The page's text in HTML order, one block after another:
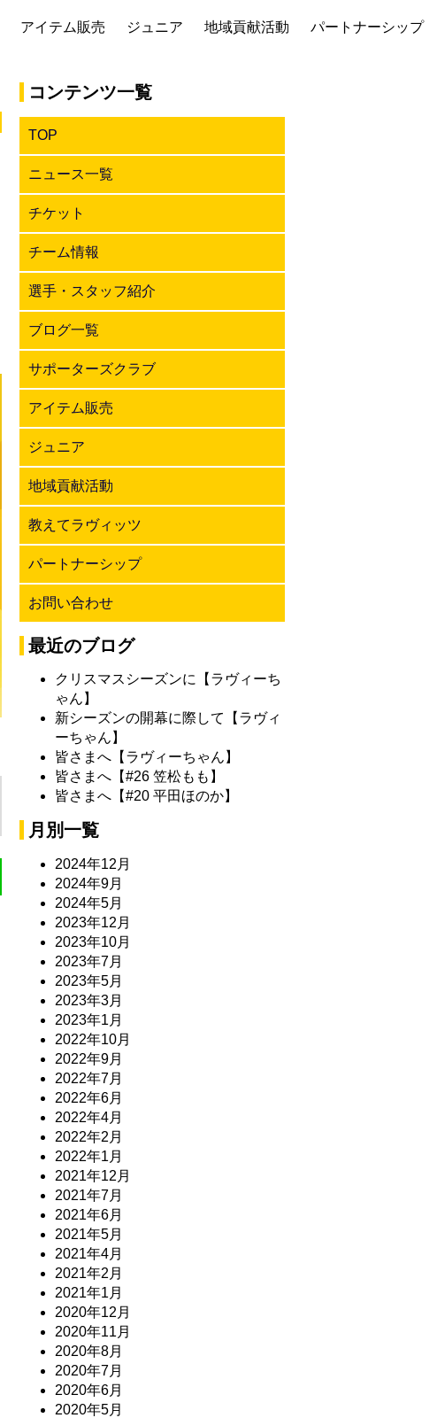
アイテム販売 ジュニア 地域貢献活動 パートナーシップ
コンテンツ一覧
TOP
ニュース一覧
チケット
チーム情報
選手・スタッフ紹介
ブログ一覧
サポーターズクラブ
アイテム販売
ジュニア
地域貢献活動
教えてラヴィッツ
パートナーシップ
お問い合わせ
最近のブログ
クリスマスシーズンに【ラヴィーち
ゃん】
新シーズンの開幕に際して【ラヴィ
ーちゃん】
皆さまへ【ラヴィーちゃん】
皆さまへ【#26 笠松もも】
皆さまへ【#20 平田ほのか】
月別一覧
2024年12月
2024年9月
2024年5月
2023年12月
2023年10月
2023年7月
2023年5月
2023年3月
2023年1月
2022年10月
2022年9月
2022年7月
2022年6月
2022年4月
2022年2月
2022年1月
2021年12月
2021年7月
2021年6月
2021年5月
2021年4月
2021年2月
2021年1月
2020年12月
2020年11月
2020年8月
2020年7月
2020年6月
2020年5月